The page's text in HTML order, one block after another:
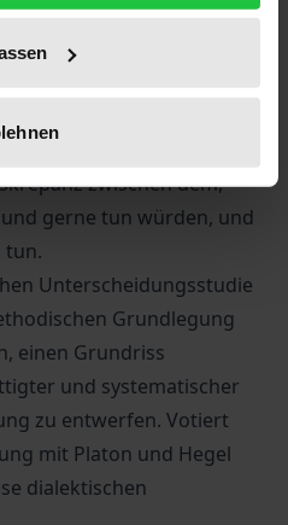
reflektieren.
Studie am
zwischen Wunsch und
zwischen dem,
gerne tun würden, und
tun.
Unterscheidungsstudie
Grundlegung
einen Grundriss
und systematischer
zu entwerfen. Votiert
mit Platon und Hegel
dialektischen